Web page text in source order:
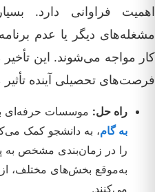
اهمیت فراوانی دارد.
مشغله‌های دیگر یا عدم
کار مواجه می‌شوند. این
فرصت‌های تحصیلی آینده تأثیر
راه حل: موسسات حرفه‌ای
به گام، به دانشجو کمک
را در زمان‌بندی مشخص به
به‌موقع بخش‌های مختلف، از
می‌کنند.